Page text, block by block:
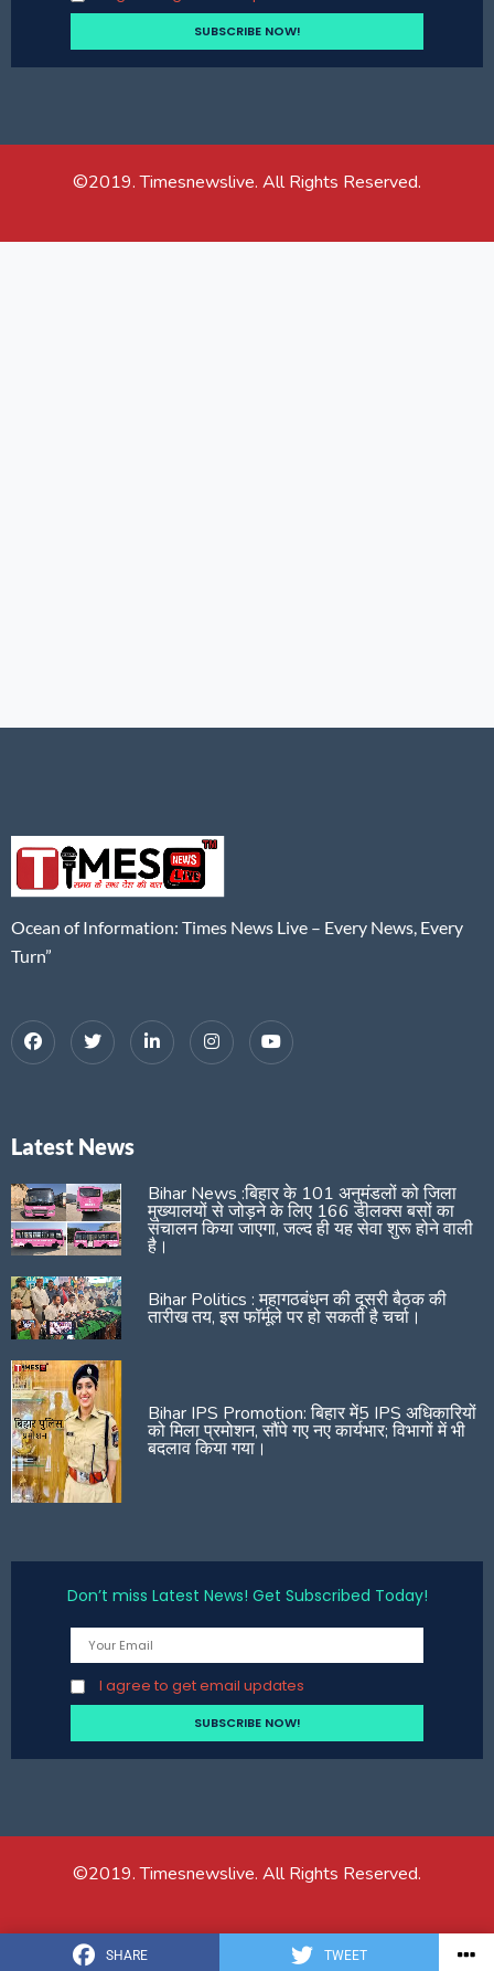
SHARE TWEET
©2019. Timesnewslive. All Rights Reserved.
Ocean of Information: Times News Live – Every News, Every
Turn”
Latest News
Bihar News :बिहार के 101 अनुमंडलों को जिला
मुख्यालयों से जोड़ने के लिए 166 डीलक्स बसों का
संचालन किया जाएगा, जल्द ही यह सेवा शुरू होने वाली
है।
Bihar Politics : महागठबंधन की दूसरी बैठक की
तारीख तय, इस फॉर्मूले पर हो सकती है चर्चा।
Bihar IPS Promotion: बिहार में5 IPS अधिकारियों
को मिला प्रमोशन, सौंपे गए नए कार्यभार; विभागों में भी
बदलाव किया गया।
Don’t miss Latest News! Get Subscribed Today!
I agree to get email updates
©2019. Timesnewslive. All Rights Reserved.